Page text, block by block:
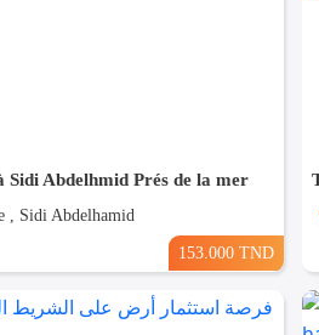
Sidi Abdelhmid Prés de la mer
, Sidi Abdelhamid
153.000 TND